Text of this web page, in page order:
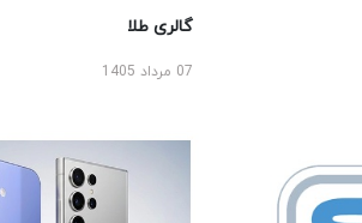
گالری طلا
07 مرداد 1405